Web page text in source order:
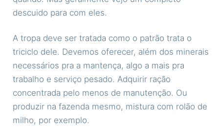
descuido para com eles.
A tropa deve ser tratada como o patrão trata o
triciclo dele. Devemos oferecer, além dos minerais
necessários pra a mantença, algo a mais pra
trabalho e serviço pesado. Adquirir ração
concentrada pelo menos de manutenção. Ou
produzir na fazenda mesmo, mistura com rolão de
milho, por exemplo.